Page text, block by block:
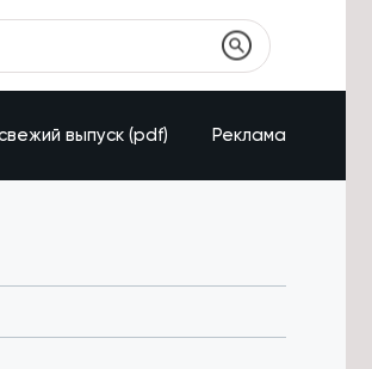
выпуск (pdf) Реклама